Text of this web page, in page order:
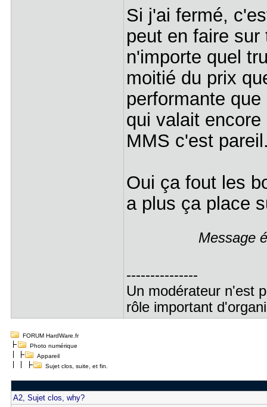
Si j'ai fermé,
peut en faire
n'importe quel
moitié du prix
performante
qui valait
MMS c'est
Oui ça fout les
a plus ça place
Message
---------------
Un modérateur n'est
rôle important
FORUM HardWare.fr
Photo numérique
Appareil
Sujet clos, suite, et fin.
A2, Sujet clos, why?